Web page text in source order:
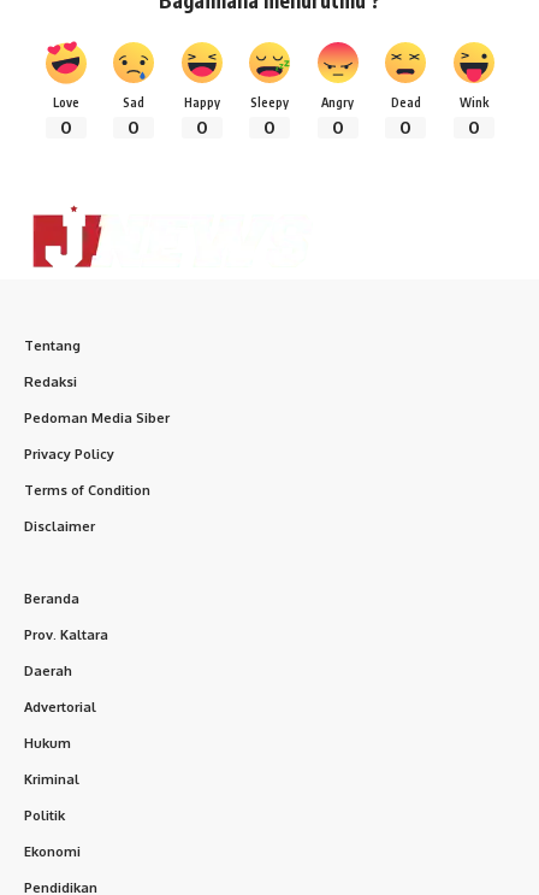
Love
0
Sad
0
Happy
0
Sleepy
0
Angry
0
Dead
0
Wink
0
Tentang
Redaksi
Pedoman Media Siber
Privacy Policy
Terms of Condition
Disclaimer
Beranda
Prov. Kaltara
Daerah
Advertorial
Hukum
Kriminal
Politik
Ekonomi
Pendidikan